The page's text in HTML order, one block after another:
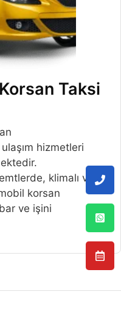
Taksi
hizmetleri
klimalı ve
korsan
ve işini